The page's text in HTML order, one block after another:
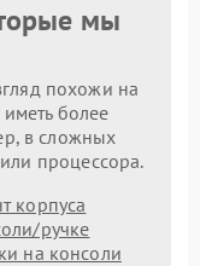
мы
похожи на
иметь более
в сложных
процессора.
корпуса
ручке
на консоли